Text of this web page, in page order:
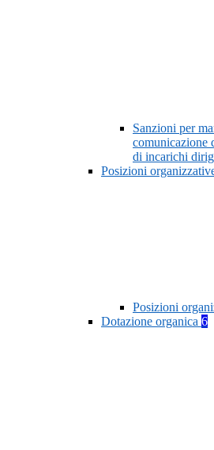
Sanzioni per
comunicazione
di incarichi
Posizioni
Posizioni
Dotazione organica 6